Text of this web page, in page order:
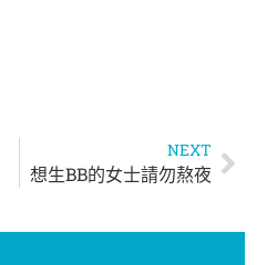
NEXT
想生BB的女士請勿熬夜